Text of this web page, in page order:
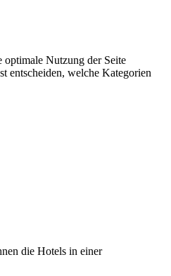
optimale Nutzung der Seite
entscheiden, welche Kategorien
die Hotels in einer